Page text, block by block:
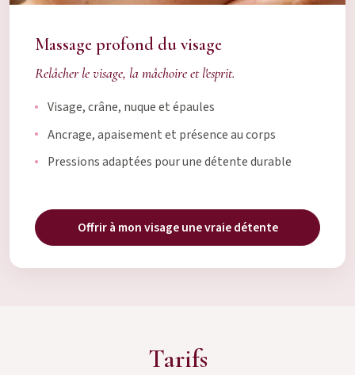
Massage profond du visage
Relâcher le visage, la mâchoire et l'esprit.
Visage, crâne, nuque et épaules
Ancrage, apaisement et présence au corps
Pressions adaptées pour une détente durable
Offrir à mon visage une vraie détente
Tarifs